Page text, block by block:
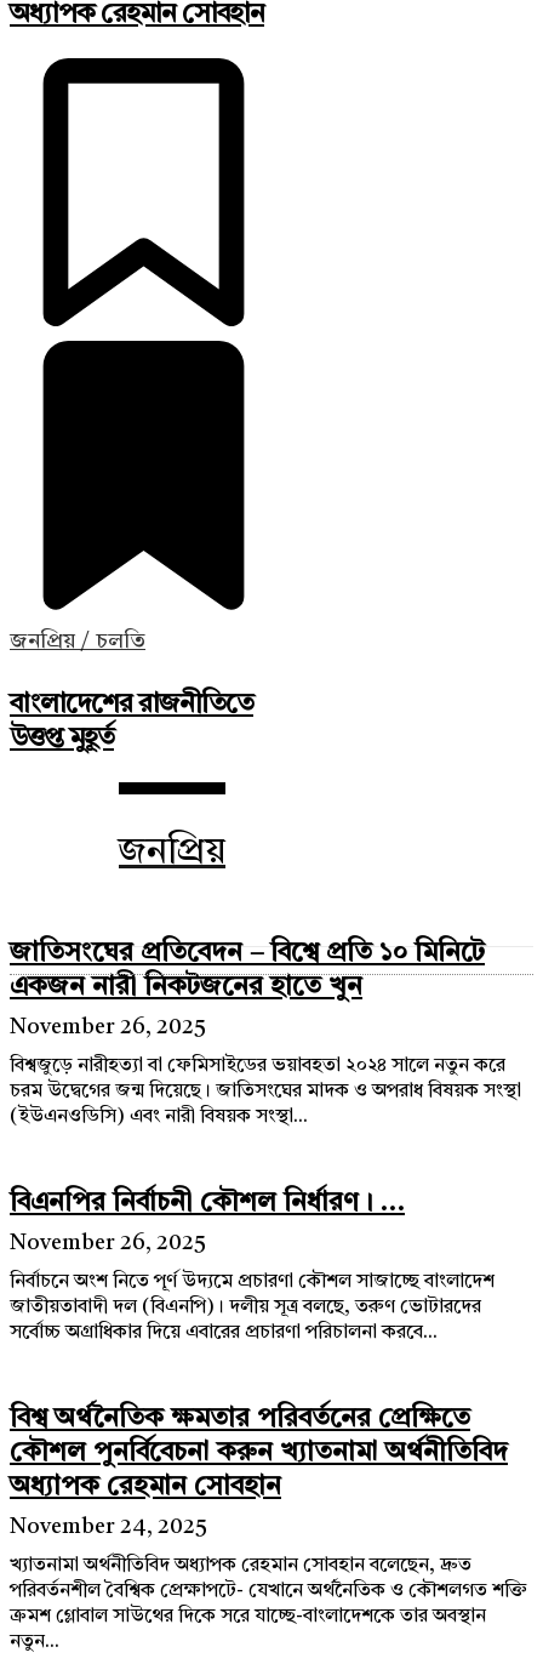
অধ্যাপক রেহমান সোবহান
জনপ্রিয় / চলতি
বাংলাদেশের রাজনীতিতে
উত্তপ্ত মুহূর্ত
জনপ্রিয়
জাতিসংঘের প্রতিবেদন – বিশ্বে প্রতি ১০ মিনিটে
একজন নারী নিকটজনের হাতে খুন
November 26, 2025
বিশ্বজুড়ে নারীহত্যা বা ফেমিসাইডের ভয়াবহতা ২০২৪ সালে নতুন করে
চরম উদ্বেগের জন্ম দিয়েছে। জাতিসংঘের মাদক ও অপরাধ বিষয়ক সংস্থা
(ইউএনওডিসি) এবং নারী বিষয়ক সংস্থা...
বিএনপির নির্বাচনী কৌশল নির্ধারণ। ...
November 26, 2025
নির্বাচনে অংশ নিতে পূর্ণ উদ্যমে প্রচারণা কৌশল সাজাচ্ছে বাংলাদেশ
জাতীয়তাবাদী দল (বিএনপি)। দলীয় সূত্র বলছে, তরুণ ভোটারদের
সর্বোচ্চ অগ্রাধিকার দিয়ে এবারের প্রচারণা পরিচালনা করবে...
বিশ্ব অর্থনৈতিক ক্ষমতার পরিবর্তনের প্রেক্ষিতে
কৌশল পুনর্বিবেচনা করুন খ্যাতনামা অর্থনীতিবিদ
অধ্যাপক রেহমান সোবহান
November 24, 2025
খ্যাতনামা অর্থনীতিবিদ অধ্যাপক রেহমান সোবহান বলেছেন, দ্রুত
পরিবর্তনশীল বৈশ্বিক প্রেক্ষাপটে- যেখানে অর্থনৈতিক ও কৌশলগত শক্তি
ক্রমশ গ্লোবাল সাউথের দিকে সরে যাচ্ছে-বাংলাদেশকে তার অবস্থান
নতুন...